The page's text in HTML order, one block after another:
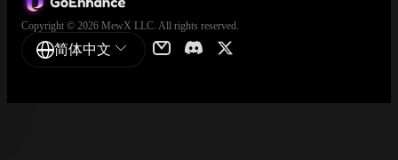
Copyright © 2026 MewX LLC. All rights reserved.
简体中文